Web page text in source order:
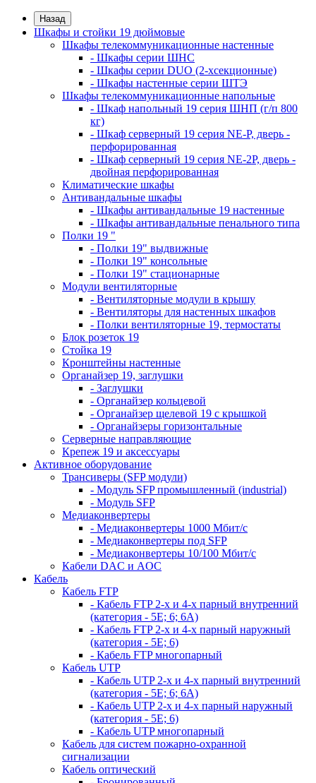
Назад
Шкафы и стойки 19 дюймовые
Шкафы телекоммуникационные настенные
- Шкафы серии ШНС
- Шкафы серии DUO (2-хсекционные)
- Шкафы настенные серии ШТЭ
Шкафы телекоммуникационные напольные
- Шкаф напольный 19 серия ШНП (г/п 800
кг)
- Шкаф серверный 19 серия NE-P, дверь -
перфорированная
- Шкаф серверный 19 серия NE-2P, дверь -
двойная перфорированная
Климатические шкафы
Антивандальные шкафы
- Шкафы антивандальные 19 настенные
- Шкафы антивандальные пенального типа
Полки 19 "
- Полки 19" выдвижные
- Полки 19" консольные
- Полки 19" стационарные
Модули вентиляторные
- Вентиляторные модули в крышу
- Вентиляторы для настенных шкафов
- Полки вентиляторные 19, термостаты
Блок розеток 19
Стойка 19
Кронштейны настенные
Органайзер 19, заглушки
- Заглушки
- Органайзер кольцевой
- Органайзер щелевой 19 с крышкой
- Органайзеры горизонтальные
Серверные направляющие
Крепеж 19 и аксессуары
Активное оборудование
Трансиверы (SFP модули)
- Модуль SFP промышленный (industrial)
- Модуль SFP
Медиаконвертеры
- Медиаконвертеры 1000 Мбит/с
- Медиаконвертеры под SFP
- Медиаконвертеры 10/100 Мбит/с
Кабели DAC и AOC
Кабель
Кабель FTP
- Кабель FTP 2-х и 4-х парный внутренний
(категория - 5Е; 6; 6А)
- Кабель FTP 2-х и 4-х парный наружный
(категория - 5Е; 6)
- Кабель FTP многопарный
Кабель UTP
- Кабель UTP 2-х и 4-х парный внутренний
(категория - 5Е; 6; 6А)
- Кабель UTP 2-х и 4-х парный наружный
(категория - 5Е; 6)
- Кабель UTP многопарный
Кабель для систем пожарно-охранной
сигнализации
Кабель оптический